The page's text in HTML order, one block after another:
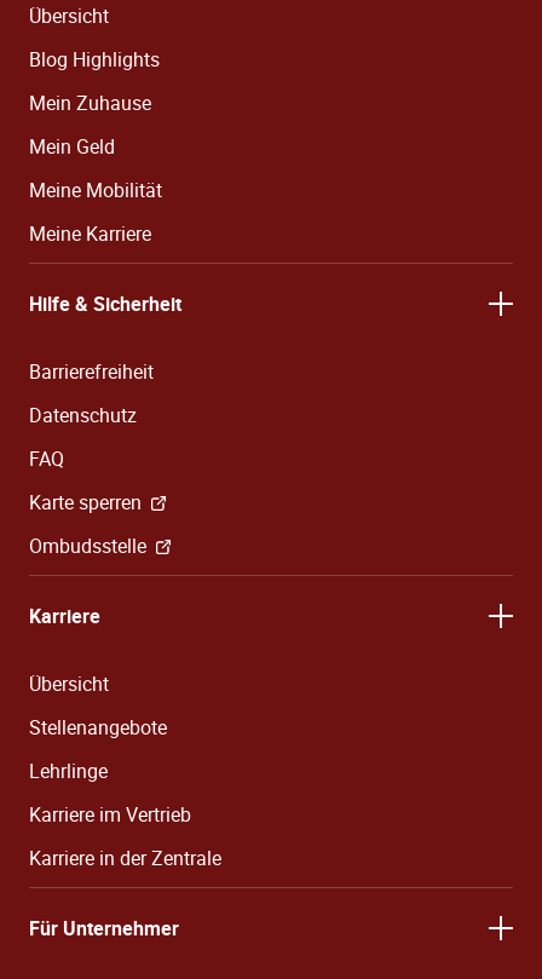
Übersicht
Blog Highlights
Mein Zuhause
Mein Geld
Meine Mobilität
Meine Karriere
Hilfe & Sicherheit
Barrierefreiheit
Datenschutz
FAQ
Karte sperren
Ombudsstelle
Karriere
Übersicht
Stellenangebote
Lehrlinge
Karriere im Vertrieb
Karriere in der Zentrale
Für Unternehmer